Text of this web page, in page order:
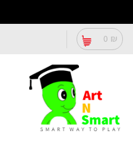
Skip
0 ₪